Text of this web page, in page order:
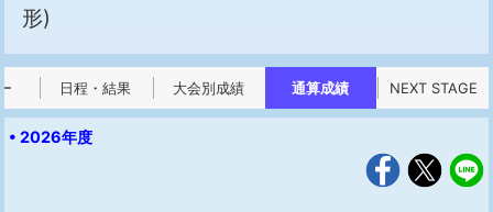
形)
日程・結果 大会別成績 通算成績 NEXT STAGE
• 2026年度